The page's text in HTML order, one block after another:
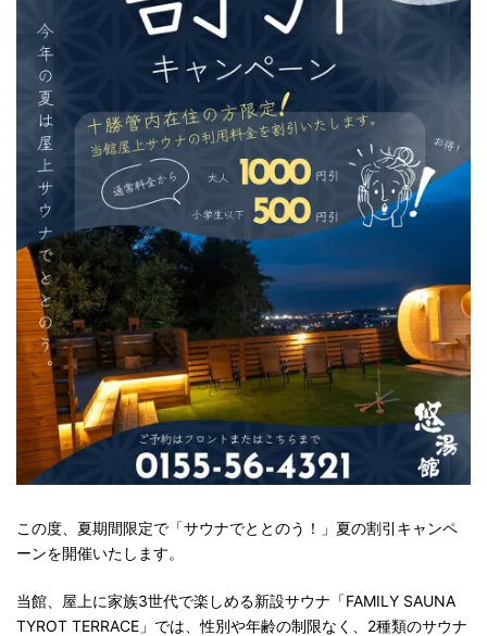
この度、夏期間限定で「サウナでととのう！」夏の割引キャンペ
ーンを開催いたします。
当館、屋上に家族3世代で楽しめる新設サウナ「FAMILY SAUNA
TYROT TERRACE」では、性別や年齢の制限なく、2種類のサウナ